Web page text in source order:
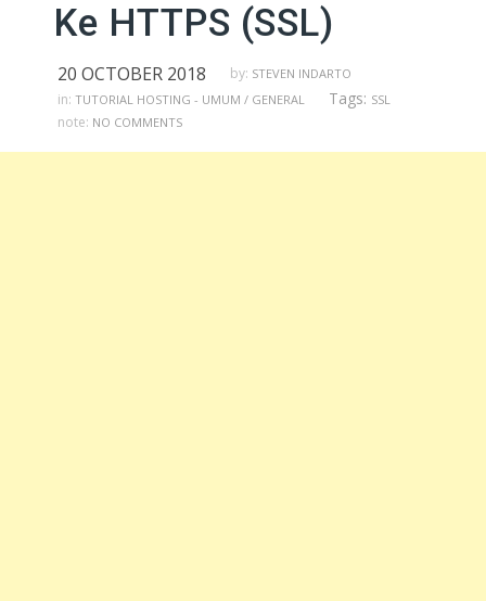
Ke HTTPS (SSL)
20 OCTOBER 2018 by: STEVEN INDARTO
in: TUTORIAL HOSTING - UMUM / GENERAL Tags: SSL
note: NO COMMENTS